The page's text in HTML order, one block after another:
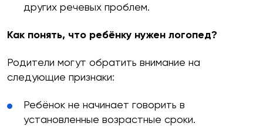
других речевых проблем.
Как понять, что ребёнку нужен логопед?
Родители могут обратить внимание на
следующие признаки:
Ребёнок не начинает говорить в
установленные возрастные сроки.